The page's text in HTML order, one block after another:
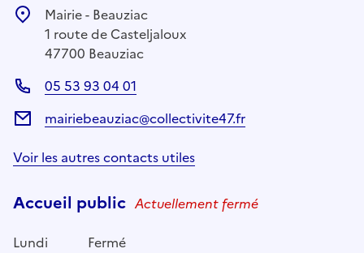
Mairie - Beauziac
1 route de Casteljaloux
47700 Beauziac
05 53 93 04 01
mairiebeauziac@collectivite47.fr
Voir les autres contacts utiles
Accueil public Actuellement fermé
Lundi
Fermé